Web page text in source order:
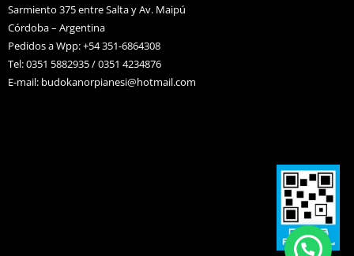
Sarmiento 375 entre Salta y Av. Maipú
Córdoba – Argentina
Pedidos a Wpp: +54 351-6864308
Tel: 0351 5882935 / 0351 4234876
E-mail: budokanorpianesi@hotmail.com